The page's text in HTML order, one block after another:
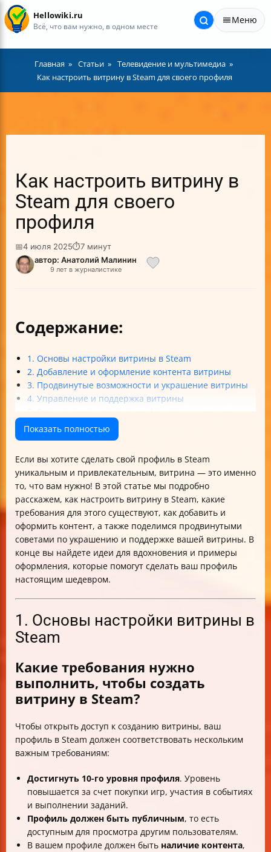
Hellowiki.ru
Всё, что вам нужно, в одном месте
Меню
Главная Статьи
Телевидение и мультимедиа
Как настроить витрину в Steam для своего профиля
Как настроить витрину в
Steam для своего
профиля
📅4 июля 2025⏱7 минут
автор: Анатолий Малинин
9 лет в журналистике
Содержание:
1. Основы настройки витрины в Steam
2. Добавление и оформление контента витрины
3. Продвинутые возможности и украшение витрины
4. Управление и поддержка витрины
Итог
Показать полностью
Если вы хотите сделать свой профиль в Steam
уникальным и привлекательным, витрина — это именно
то, что вам нужно! В этой статье мы подробно
расскажем, как настроить витрину в Steam, какие
требования для этого существуют, как добавить и
оформить контент, а также поделимся продвинутыми
советами по украшению и поддержке вашей витрины. В
конце вы найдете идеи для вдохновения и примеры
оформления, которые помогут сделать ваш профиль
настоящим шедевром.
1. Основы настройки витрины в
Steam
Какие требования нужно
выполнить, чтобы создать
витрину в Steam?
Чтобы открыть доступ к созданию витрины, ваш
профиль в Steam должен соответствовать нескольким
важным требованиям:
Достигнуть 10-го уровня профиля. Уровень
повышается за счет покупки игр, участия в событиях
и выполнении заданий.
Профиль должен быть публичным, то есть
доступным для просмотра другим пользователям.
В вашем профиле должен быть наличие контента,